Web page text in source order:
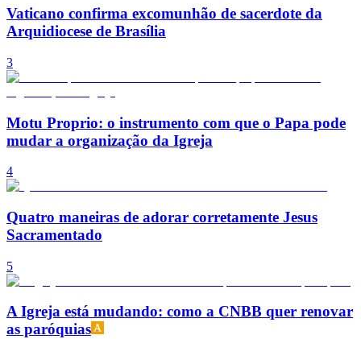
Vaticano confirma excomunhão de sacerdote da
Arquidiocese de Brasília
3
Motu Proprio: o instrumento com que o Papa pode
mudar a organização da Igreja
4
Quatro maneiras de adorar corretamente Jesus
Sacramentado
5
A Igreja está mudando: como a CNBB quer renovar
as paróquias